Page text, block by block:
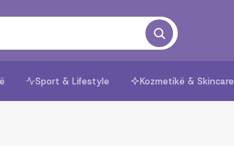
Sport & Lifestyle Kozmetikë & Skincare